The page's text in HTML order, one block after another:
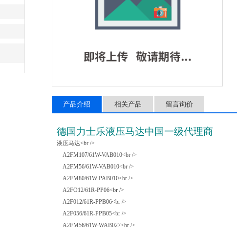
产品介绍 相关产品 留言询价
德国力士乐液压马达中国一级代理商
液压马达<br />
A2FM107/61W-VAB010<br />
A2FM56/61W-VAB010<br />
A2FM80/61W-PAB010<br />
A2FO12/61R-PP06<br />
A2F012/61R-PPB06<br />
A2F056/61R-PPB05<br />
A2FM56/61W-WAB027<br />